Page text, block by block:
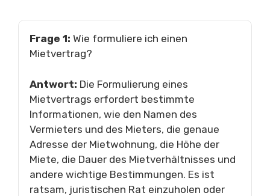
Frage 1: Wie formuliere ich einen
Mietvertrag?
Antwort: Die Formulierung eines
Mietvertrags erfordert bestimmte
Informationen, wie den Namen des
Vermieters und des Mieters, die genaue
Adresse der Mietwohnung, die Höhe der
Miete, die Dauer des Mietverhältnisses und
andere wichtige Bestimmungen. Es ist
ratsam, juristischen Rat einzuholen oder